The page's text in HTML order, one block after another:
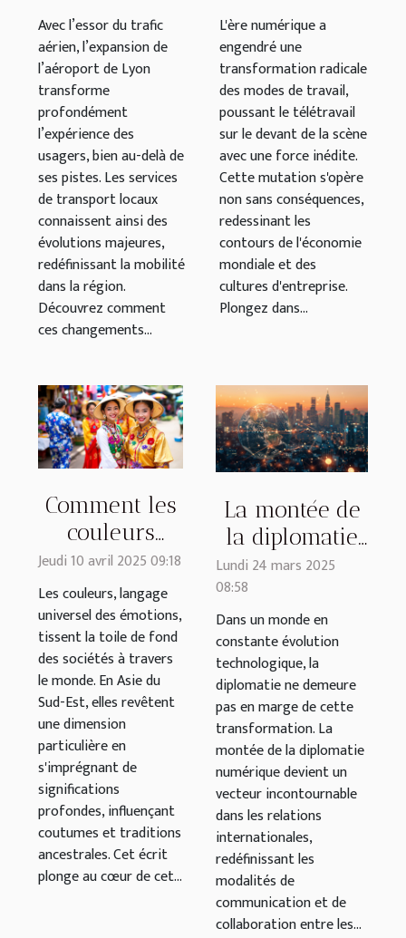
services de
transport
locaux
Avec l’essor du trafic
aérien, l’expansion de
l’aéroport de Lyon
transforme
profondément
l’expérience des
usagers, bien au-delà de
ses pistes. Les services
de transport locaux
connaissent ainsi des
évolutions majeures,
redéfinissant la mobilité
dans la région.
Découvrez comment
ces changements...
l'économie
mondiale et
les cultures
d'entreprise
L'ère numérique a
engendré une
transformation radicale
des modes de travail,
poussant le télétravail
sur le devant de la scène
avec une force inédite.
Cette mutation s'opère
non sans conséquences,
redessinant les
contours de l'économie
mondiale et des
cultures d'entreprise.
Plongez dans...
Comment les
couleurs
influencent
les coutumes
et traditions
en Asie du
Sud-Est
Jeudi 10 avril 2025 09:18
Les couleurs, langage
universel des émotions,
tissent la toile de fond
des sociétés à travers
le monde. En Asie du
Sud-Est, elles revêtent
une dimension
particulière en
s'imprégnant de
significations
profondes, influençant
coutumes et traditions
ancestrales. Cet écrit
plonge au cœur de cet...
La montée de
la diplomatie
numérique et
son rôle dans
les relations
internationales
du 21e siècle
Lundi 24 mars 2025
08:58
Dans un monde en
constante évolution
technologique, la
diplomatie ne demeure
pas en marge de cette
transformation. La
montée de la diplomatie
numérique devient un
vecteur incontournable
dans les relations
internationales,
redéfinissant les
modalités de
communication et de
collaboration entre les...